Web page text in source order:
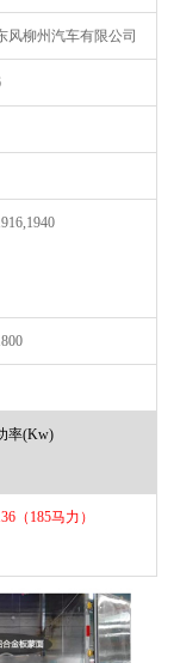
风柳州汽车有限公司
率(Kw)
（ 185马力）